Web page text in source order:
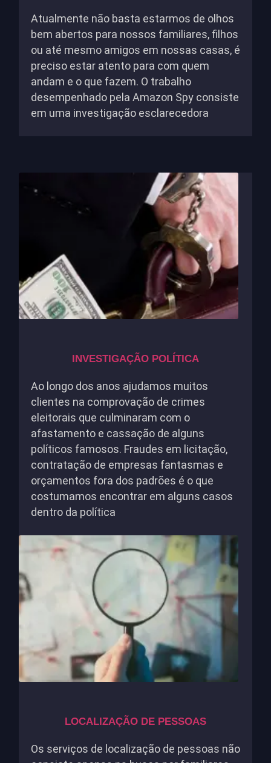
Atualmente não basta estarmos de olhos
bem abertos para nossos familiares, filhos
ou até mesmo amigos em nossas casas, é
preciso estar atento para com quem
andam e o que fazem. O trabalho
desempenhado pela Amazon Spy consiste
em uma investigação esclarecedora
INVESTIGAÇÃO POLÍTICA
Ao longo dos anos ajudamos muitos
clientes na comprovação de crimes
eleitorais que culminaram com o
afastamento e cassação de alguns
políticos famosos. Fraudes em licitação,
contratação de empresas fantasmas e
orçamentos fora dos padrões é o que
costumamos encontrar em alguns casos
dentro da política
LOCALIZAÇÃO DE PESSOAS
Os serviços de localização de pessoas não